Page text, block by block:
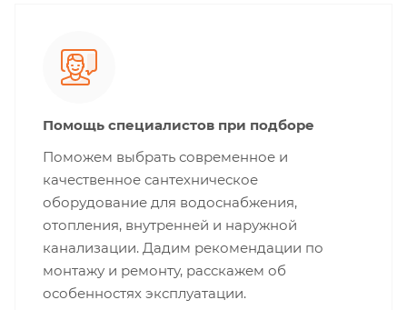
Помощь специалистов при подборе
Поможем выбрать современное и
качественное сантехническое
оборудование для водоснабжения,
отопления, внутренней и наружной
канализации. Дадим рекомендации по
монтажу и ремонту, расскажем об
особенностях эксплуатации.